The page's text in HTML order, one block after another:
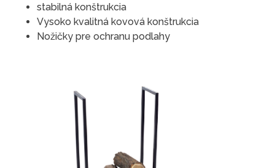
stabilná konštrukcia
Vysoko kvalitná kovová konštrukcia
Nožičky pre ochranu podlahy